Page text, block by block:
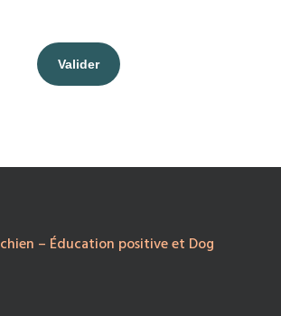
– Éducation positive et Dog